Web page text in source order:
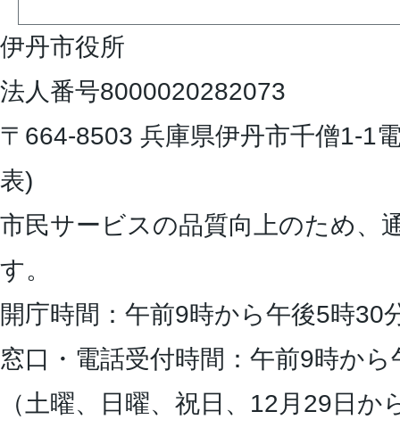
伊丹市役所
法人番号8000020282073
〒664-8503 兵庫県伊丹市千僧1-1
表)
市民サービスの品質向上のため、
す。
開庁時間：午前9時から午後5時30
窓口・電話受付時間：午前9時か
（土曜、日曜、祝日、12月29日